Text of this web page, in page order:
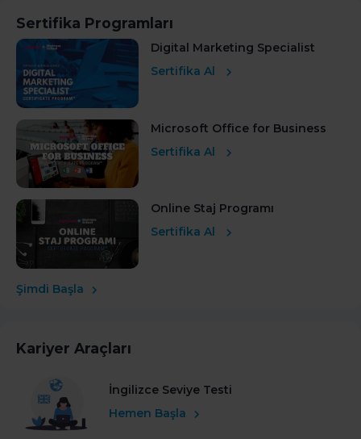
Sertifika Programları
Digital Marketing Specialist
Sertifika Al
Microsoft Office for Business
Sertifika Al
Online Staj Programı
Sertifika Al
Şimdi Başla
Kariyer Araçları
İngilizce Seviye Testi
Hemen Başla